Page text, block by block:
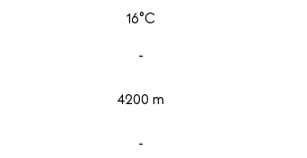
16°C
-
4200 m
-